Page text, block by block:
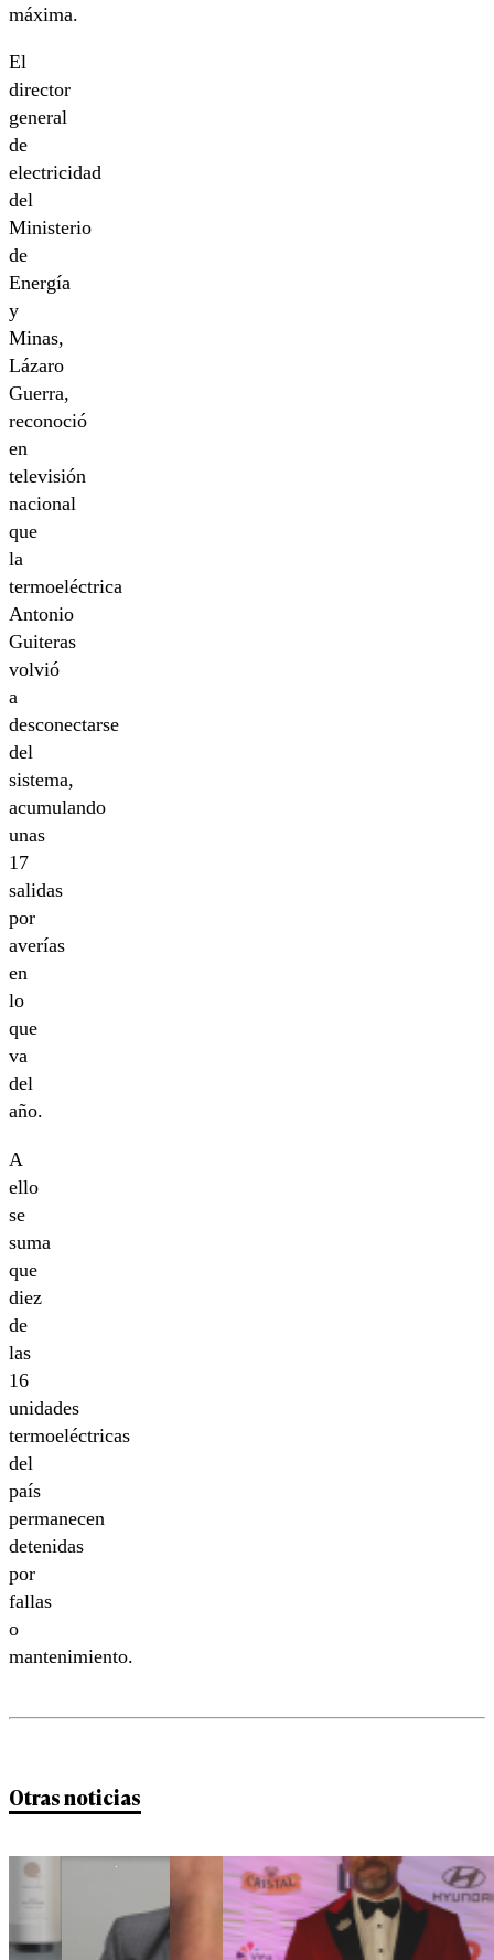
máxima.
El
director
general
de
electricidad
del
Ministerio
de
Energía
y
Minas,
Lázaro
Guerra,
reconoció
en
televisión
nacional
que
la
termoeléctrica
Antonio
Guiteras
volvió
a
desconectarse
del
sistema,
acumulando
unas
17
salidas
por
averías
en
lo
que
va
del
año.
A
ello
se
suma
que
diez
de
las
16
unidades
termoeléctricas
del
país
permanecen
detenidas
por
fallas
o
mantenimiento.
Otras noticias